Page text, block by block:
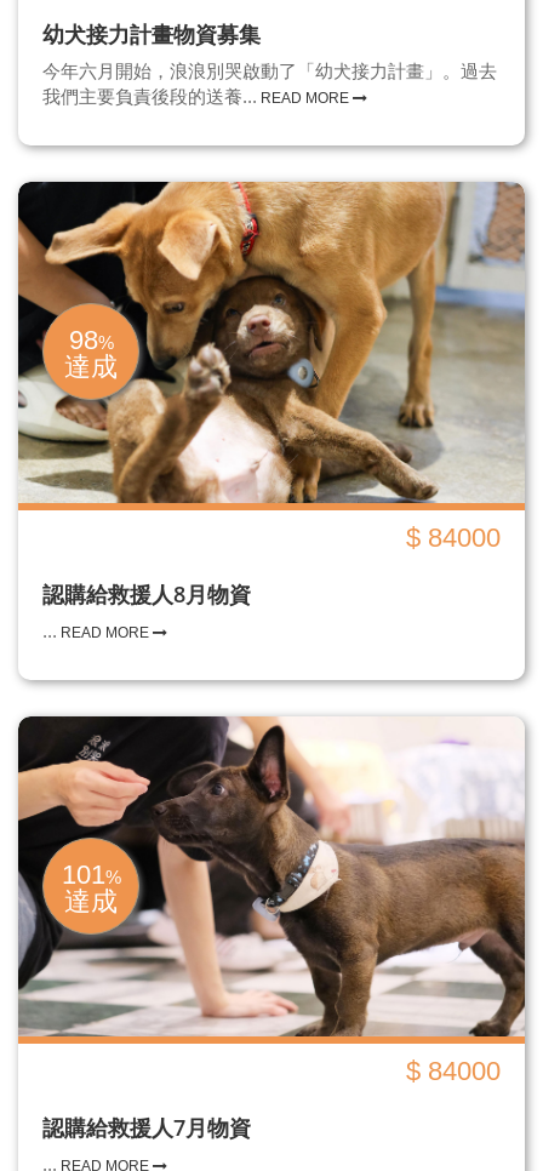
幼犬接力計畫物資募集
今年六月開始，浪浪別哭啟動了「幼犬接力計畫」。過去
我們主要負責後段的送養... READ MORE
98%
達成
$ 84000
認購給救援人8月物資
... READ MORE
101%
達成
$ 84000
認購給救援人7月物資
... READ MORE